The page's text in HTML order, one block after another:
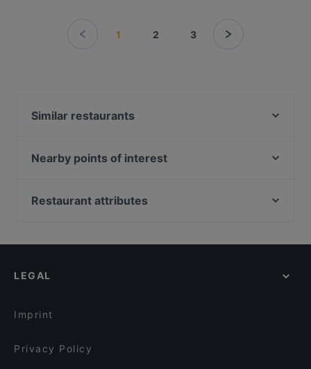
1 2 3
Similar restaurants
Papa's Dom
Nearby points of interest
Puhelinmuseo, Helsinki
Restaurant attributes
English Speaking Restaurants in Mikkeli
LEGAL
Imprint
Privacy Policy